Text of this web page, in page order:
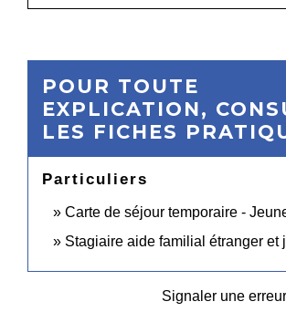
POUR TOUTE
EXPLICATION,
LES FICHES
Particuliers
Carte de séjour temporaire -
Stagiaire aide familial étranger et
Signaler une